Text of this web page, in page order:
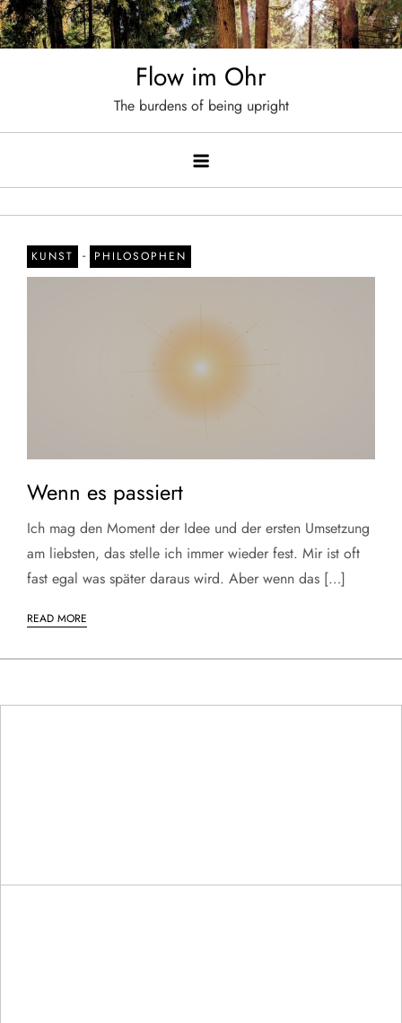
Skip
to
Flow im Ohr
The burdens of being upright
KUNST - PHILOSOPHEN
Wenn es passiert
Ich mag den Moment der Idee und der ersten Umsetzung
am liebsten, das stelle ich immer wieder fest. Mir ist oft
fast egal was später daraus wird. Aber wenn das […]
READ MORE